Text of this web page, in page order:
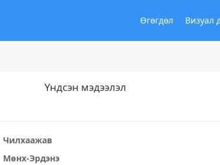
Өгөгдөл Визуал
Үндсэн мэдээлэл
Чилхаажав
Мөнх-Эрдэнэ